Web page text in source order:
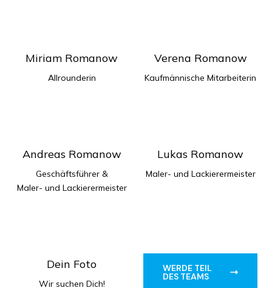
Miriam Romanow
Allrounderin
Verena Romanow
Kaufmännische Mitarbeiterin
Andreas Romanow
Geschäftsführer &
Maler- und Lackierermeister
Lukas Romanow
Maler- und Lackierermeister
Dein Foto
Wir suchen Dich!
WERDE TEIL
DES TEAMS